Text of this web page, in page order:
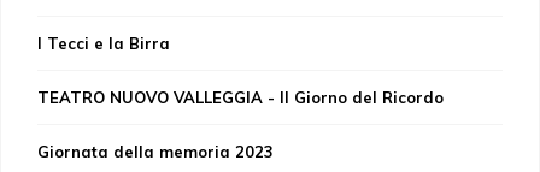
I Tecci e la Birra
TEATRO NUOVO VALLEGGIA - Il Giorno del Ricordo
Giornata della memoria 2023